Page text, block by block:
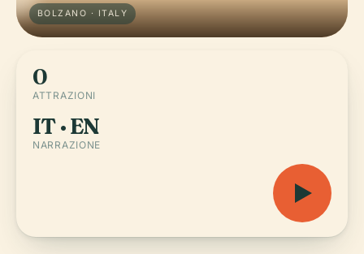
BOLZANO · ITALY
0
ATTRAZIONI
IT · EN
NARRAZIONE